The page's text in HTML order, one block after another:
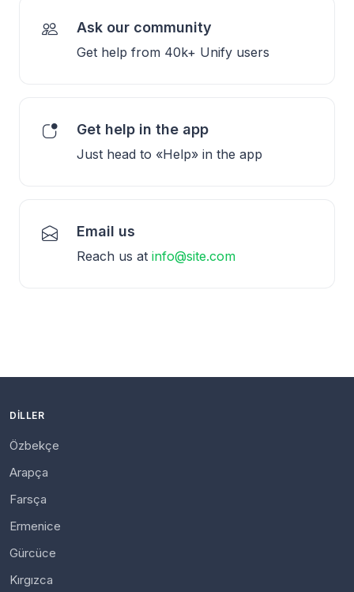
Ask our community
Get help from 40k+ Unify users
Get help in the app
Just head to «Help» in the app
Email us
Reach us at info@site.com
DILLER
Özbekçe
Arapça
Farsça
Ermenice
Gürcüce
Kırgızca